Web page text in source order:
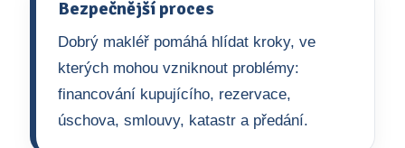
Bezpečnější proces
Dobrý makléř pomáhá hlídat kroky, ve
kterých mohou vzniknout problémy:
financování kupujícího, rezervace,
úschova, smlouvy, katastr a předání.